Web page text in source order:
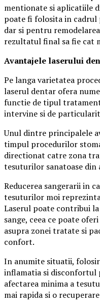
mentionate si aplicatiile
poate fi folosita in
dar si pentru
rezultatul final sa fie cat
Avantajele laserului
Pe langa varietatea
laserul dentar ofera
functie de tipul
intervine si de
Unul dintre principalele
timpul procedurilor
directionat catre zona
tesuturilor sanatoase din
Reducerea sangerarii in
tesuturilor moi
Laserul poate contribui
sange, ceea ce poate
asupra zonei tratate si
confort.
In anumite situatii,
inflamatia si disconfortul
afectarea minima a
mai rapida si o